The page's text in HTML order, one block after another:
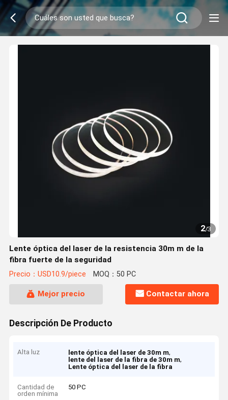
2/3
Lente óptica del laser de la resistencia 30m m de la
fibra fuerte de la seguridad
Precio：USD10.9/piece MOQ：50 PC
Mejor precio Contactar ahora
Descripción De Producto
Alta luz lente óptica del laser de 30m m,
lente del laser de la fibra de 30m m,
Lente óptica del laser de la fibra
Cantidad de
orden mínima
50 PC